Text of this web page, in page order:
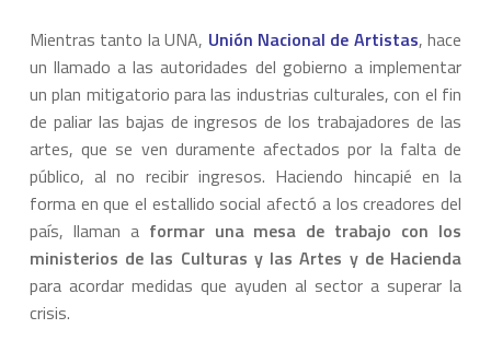
Mientras tanto la UNA, Unión Nacional de Artistas, hace
un llamado a las autoridades del gobierno a implementar
un plan mitigatorio para las industrias culturales, con el fin
de paliar las bajas de ingresos de los trabajadores de las
artes, que se ven duramente afectados por la falta de
público, al no recibir ingresos. Haciendo hincapié en la
forma en que el estallido social afectó a los creadores del
país, llaman a formar una mesa de trabajo con los
ministerios de las Culturas y las Artes y de Hacienda
para acordar medidas que ayuden al sector a superar la
crisis.